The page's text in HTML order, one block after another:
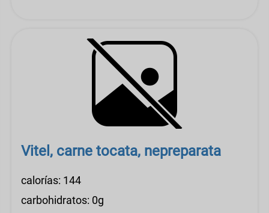
Vitel, carne tocata, nepreparata
calorías: 144
carbohidratos: 0g